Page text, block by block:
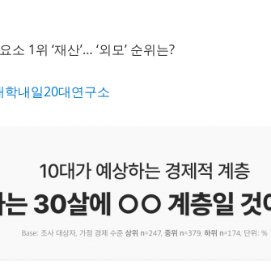
1위 ‘재산’… ‘외모’ 순위는?
학내일20대연구소